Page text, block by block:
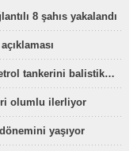
8 şahıs yakalandı
tankerini balistik…
olumlu ilerliyor
yaşıyor